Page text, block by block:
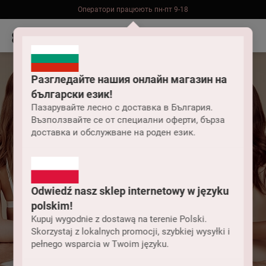
Разгледайте нашия онлайн магазин на
български език!
Пазарувайте лесно с доставка в България.
Възползвайте се от специални оферти, бърза
доставка и обслужване на роден език.
Odwiedź nasz sklep internetowy w języku
polskim!
Kupuj wygodnie z dostawą na terenie Polski.
Skorzystaj z lokalnych promocji, szybkiej wysyłki i
pełnego wsparcia w Twoim języku.
Оператори працюють пн-пт 9-18
Безкоштовна доставка до складу НП замовлень від 2000 грн
Що таке
«європейський
розмір»?